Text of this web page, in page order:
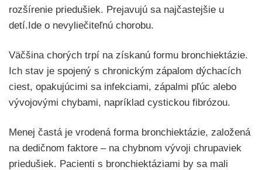
rozšírenie priedušiek. Prejavujú sa najčastejšie u
detí.Ide o nevyliečiteľnú chorobu.
Väčšina chorých trpí na získanú formu bronchiektázie.
Ich stav je spojený s chronickým zápalom dýchacích
ciest, opakujúcimi sa infekciami, zápalmi pľúc alebo
vývojovými chybami, napríklad cystickou fibrózou.
Menej častá je vrodená forma bronchiektázie, založená
na dedičnom faktore – na chybnom vývoji chrupaviek
priedušiek. Pacienti s bronchiektáziami by sa mali